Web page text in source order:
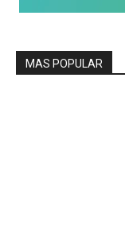
MAS POPULAR